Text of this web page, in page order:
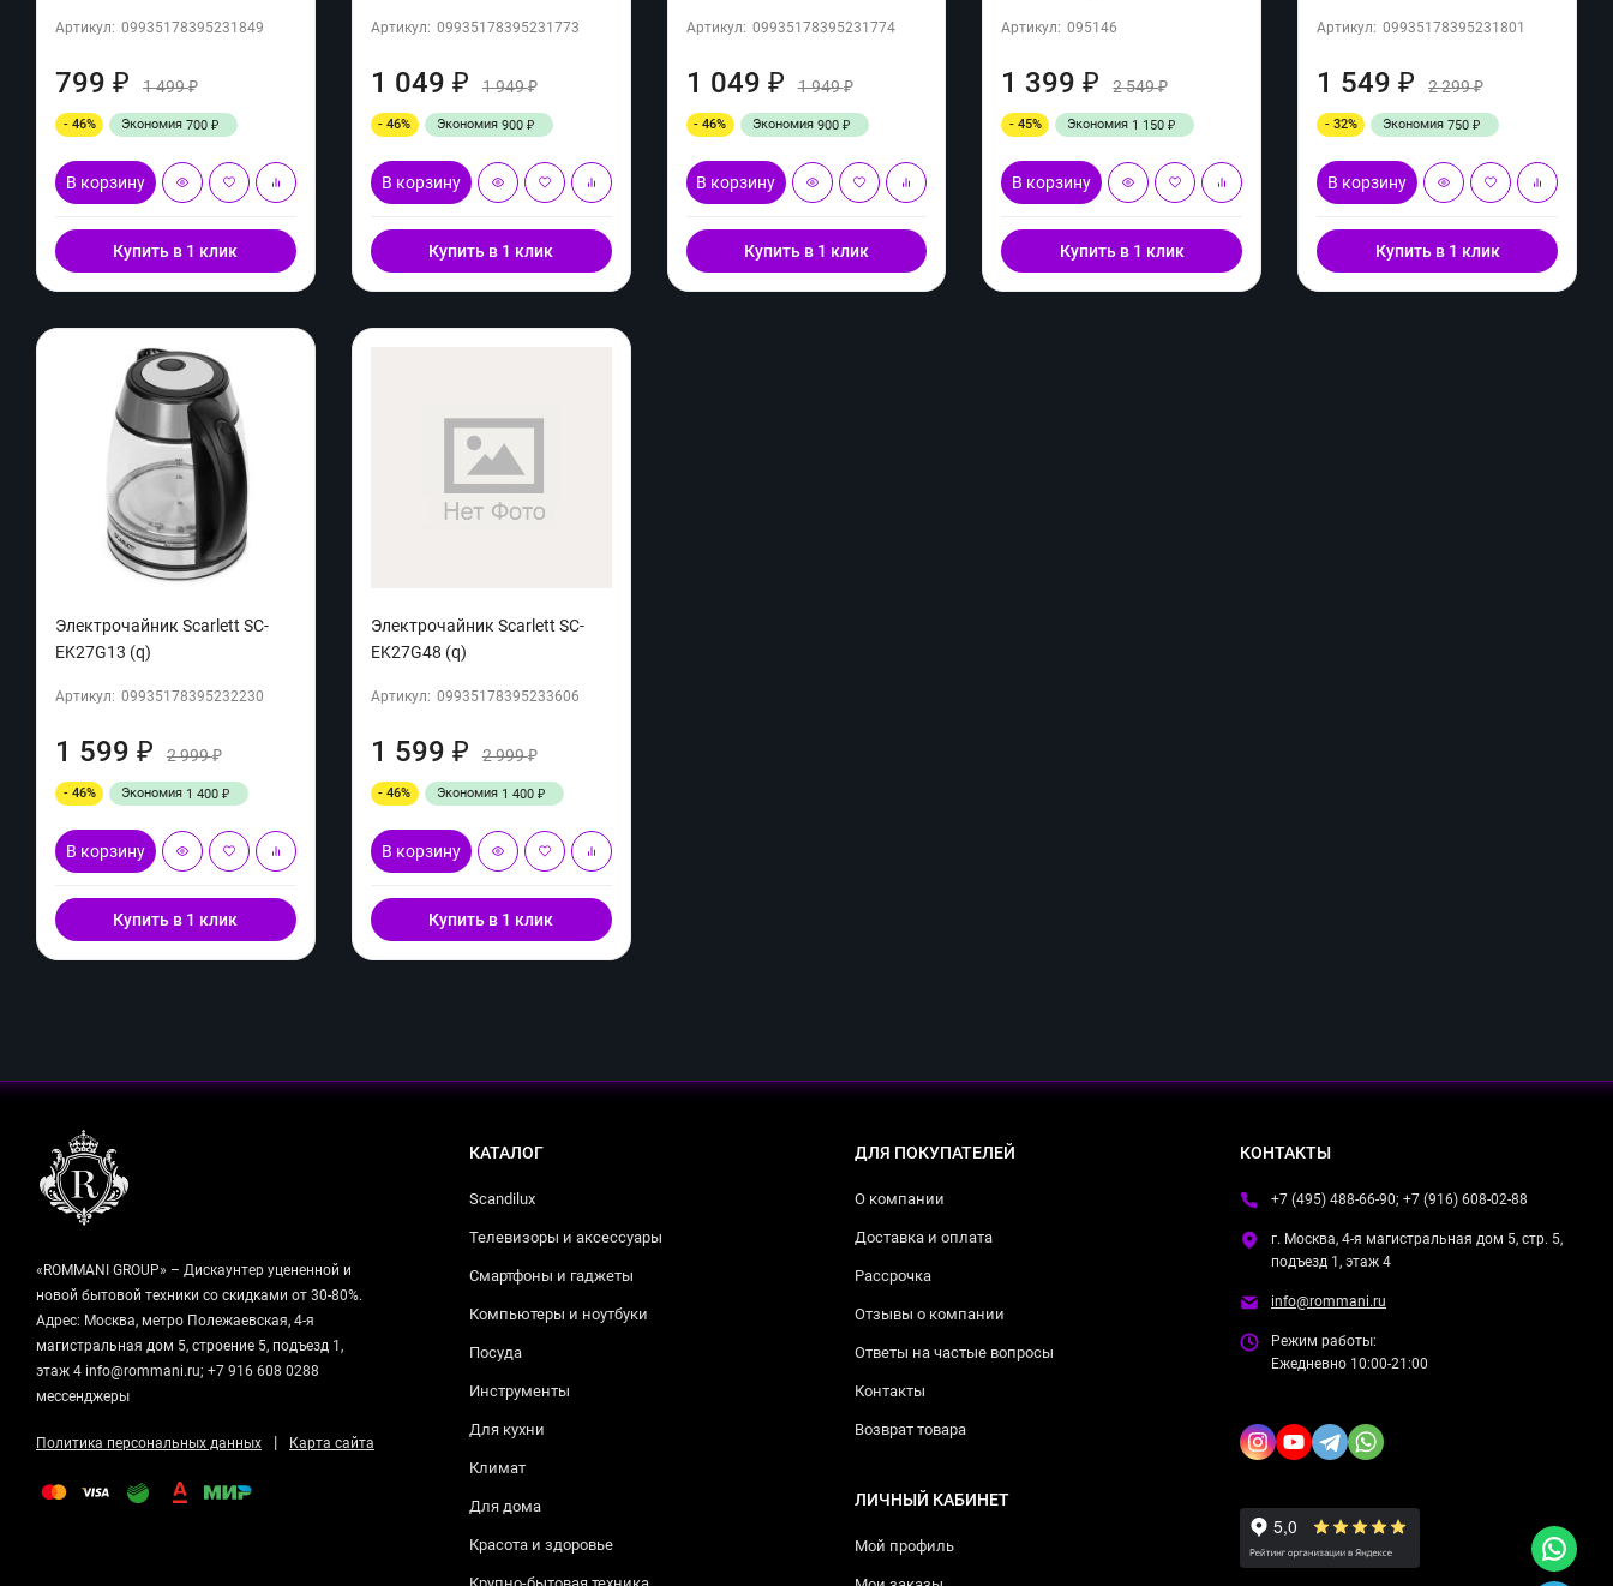
Артикул: 09935178395231849
799 ₽ 1 499₽
- 46% Экономия 700 ₽
В корзину
Купить в 1 клик
Артикул: 09935178395231773
1 049 ₽ 1 949₽
- 46% Экономия 900 ₽
В корзину
Купить в 1 клик
Артикул: 09935178395231774
1 049 ₽ 1 949₽
- 46% Экономия 900 ₽
В корзину
Купить в 1 клик
Артикул: 095146
1 399₽ 2 549₽
- 45% Экономия 1 150₽
В корзину
Купить в 1 клик
Артикул: 09935178395231801
1 549₽ 2 299₽
- 32% Экономия750₽
В корзину
Купить в 1 клик
Электрочайник Scarlett SC-
EK27G13 (q)
Артикул: 09935178395232230
1 599 ₽ 2 999₽
- 46% Экономия 1 400 ₽
В корзину
Купить в 1 клик
Электрочайник Scarlett SC-
EK27G48 (q)
Артикул: 09935178395233606
1 599 ₽ 2 999₽
- 46% Экономия 1 400 ₽
В корзину
Купить в 1 клик
«ROMMANI GROUP» – Дискаунтер уцененной и
новой бытовой техники со скидками от 30-80%.
Адрес: Москва, метро Полежаевская, 4-я
магистральная дом 5, строение 5, подъезд 1,
этаж 4 info@rommani.ru; +7 916 608 0288
мессенджеры
Политика персональных данных | Карта сайта
КАТАЛОГ
Scandilux
Телевизоры и аксессуары
Смартфоны и гаджеты
Компьютеры и ноутбуки
Посуда
Инструменты
Для кухни
Климат
Для дома
Красота и здоровье
ДЛЯ ПОКУПАТЕЛЕЙ
О компании
Доставка и оплата
Рассрочка
Отзывы о компании
Ответы на частые вопросы
Контакты
Возврат товара
ЛИЧНЫЙ КАБИНЕТ
Мой профиль
КОНТАКТЫ
+7 (495) 488-66-90; +7 (916) 608-02-88
г. Москва, 4-я магистральная дом 5, стр. 5,
подъезд 1, этаж 4
info@rommani.ru
Режим работы:
Ежедневно 10:00-21:00